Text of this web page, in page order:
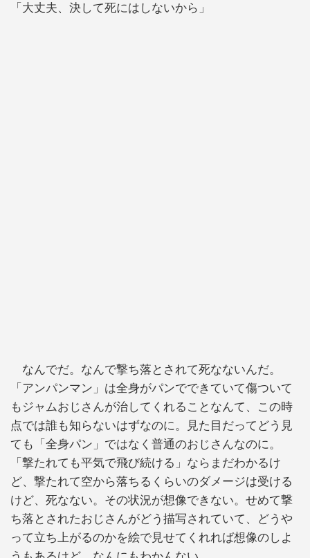
「大丈夫、決して死にはしないから」
なんでだ。なんで撃ち落とされて死なないんだ。
「アンパンマン」は全身がパンでできていて傷ついて
もジャムおじさんが治してくれることなんて、この時
点では誰も知らないはずなのに。見た目だってどう見
ても「全身パン」ではなく普通のおじさんなのに。
「撃たれても平気で飛び続ける」ならまだわかるけ
ど、撃たれて空から落ちるくらいのダメージは受ける
けど、死なない。その状況が想像できない。せめて撃
ち落とされたおじさんがどう描写されていて、どうや
って立ち上がるのかを絵で見せてくれれば想像のしよ